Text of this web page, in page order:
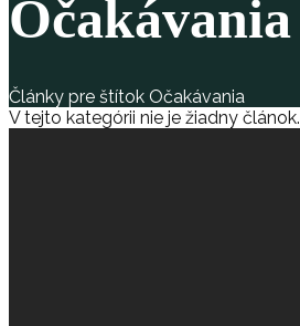
Očakávania
Články pre štítok Očakávania
V tejto kategórii nie je žiadny článok.